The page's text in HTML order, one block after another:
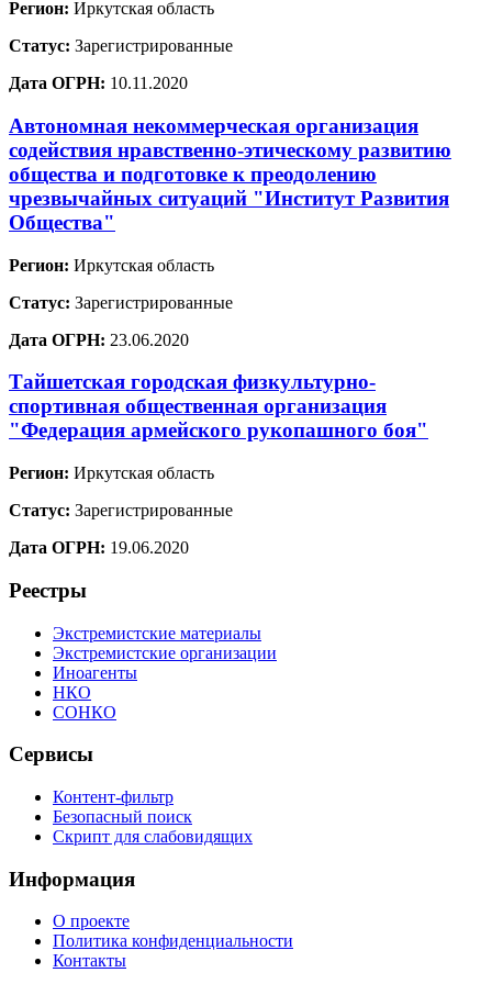
Регион: Иркутская область
Статус: Зарегистрированные
Дата ОГРН: 10.11.2020
Автономная некоммерческая организация
содействия нравственно-этическому развитию
общества и подготовке к преодолению
чрезвычайных ситуаций "Институт Развития
Общества"
Регион: Иркутская область
Статус: Зарегистрированные
Дата ОГРН: 23.06.2020
Тайшетская городская физкультурно-
спортивная общественная организация
"Федерация армейского рукопашного боя"
Регион: Иркутская область
Статус: Зарегистрированные
Дата ОГРН: 19.06.2020
Реестры
Экстремистские материалы
Экстремистские организации
Иноагенты
НКО
СОНКО
Сервисы
Контент-фильтр
Безопасный поиск
Скрипт для слабовидящих
Информация
О проекте
Политика конфиденциальности
Контакты